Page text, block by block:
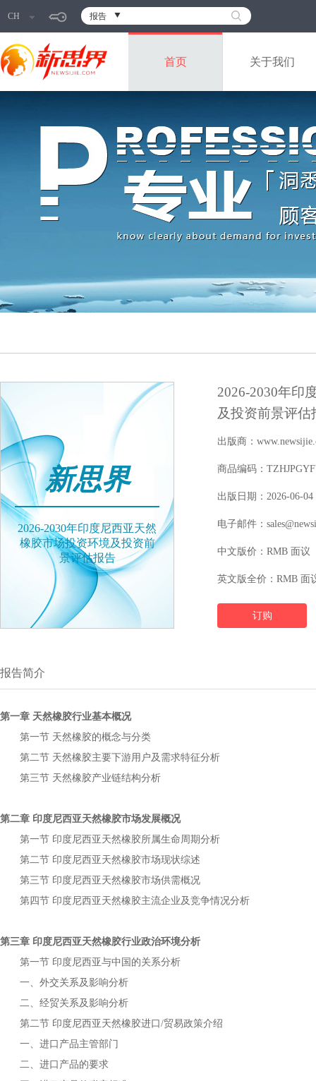
CH 报告
首页 关于我们
新思界
2026-2030年印度尼西亚天然
橡胶市场投资环境及投资前
景评估报告
2026-2030年印
及投资前景评估
出版商：
商品编码：
出版日期：2026-06-04
电子邮件：
中文版价：RMB 面议
英文版全价：RMB 面
订购
报告简介
第一章 天然橡胶行业基本概况
第一节 天然橡胶的概念与分类
第二节 天然橡胶主要下游用户及需求特征分析
第三节 天然橡胶产业链结构分析
第二章 印度尼西亚天然橡胶市场发展概况
第一节 印度尼西亚天然橡胶所属生命周期分析
第二节 印度尼西亚天然橡胶市场现状综述
第三节 印度尼西亚天然橡胶市场供需概况
第四节 印度尼西亚天然橡胶主流企业及竞争情况分析
第三章 印度尼西亚天然橡胶行业政治环境分析
第一节 印度尼西亚与中国的关系分析
一、外交关系及影响分析
二、经贸关系及影响分析
第二节 印度尼西亚天然橡胶进口/贸易政策介绍
一、进口产品主管部门
二、进口产品的要求